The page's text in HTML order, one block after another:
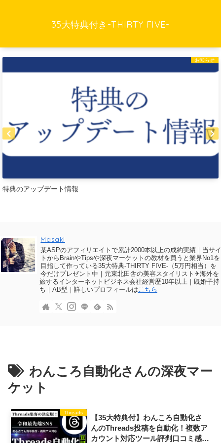
35大特典付き-THIRTY FIVE-
お知らせ
特典のアップデート情報
Masaki
某ASPのアフィリエイトで累計2000本以上の成約実績｜当サ
トからBrainやTipsや深夜マーケットの教材を買うと業界No1を
目指して作っている35大特典-THIRTY FIVE-（5万円相当）を
今だけプレゼント中｜元東北田舎の美容スタイリスト✈海外を
旅するインターネットビジネス会社経営歴10年以上｜既婚子持
ち｜AB型｜詳しいプロフィールはこちら
わんころ自動化さんの深夜マー
ケット
Threads
【35大特典付】わんころ自動化さ
んのThreads投稿を自動化！複数ア
カウント対応ツール評判口コミ感想